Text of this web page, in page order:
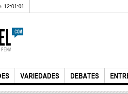
VARIEDADES DEBATES
12:01:01